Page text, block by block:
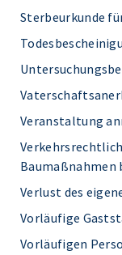
Sterbeurkunde
Veranstaltung
Baumaßnahmen
Verlust des
Vorläufige
Vorläufigen